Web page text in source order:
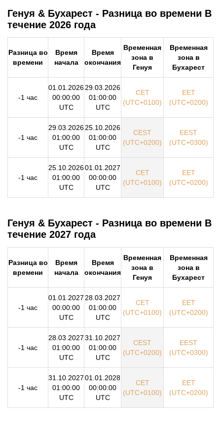
Генуя & Бухарест - Разница во времени В
течение 2026 года
Разница во
времени
Время
начала
Время
окончания
Временная
зона в
Генуя
Временная
зона в
Бухарест
-1 час
01.01.2026
00:00:00
UTC
29.03.2026
01:00:00
UTC
CET
(UTC+0100)
EET
(UTC+0200)
-1 час
29.03.2026
01:00:00
UTC
25.10.2026
01:00:00
UTC
CEST
(UTC+0200)
EEST
(UTC+0300)
-1 час
25.10.2026
01:00:00
UTC
01.01.2027
00:00:00
UTC
CET
(UTC+0100)
EET
(UTC+0200)
Генуя & Бухарест - Разница во времени В
течение 2027 года
Разница во
времени
Время
начала
Время
окончания
Временная
зона в
Генуя
Временная
зона в
Бухарест
-1 час
01.01.2027
00:00:00
UTC
28.03.2027
01:00:00
UTC
CET
(UTC+0100)
EET
(UTC+0200)
-1 час
28.03.2027
01:00:00
UTC
31.10.2027
01:00:00
UTC
CEST
(UTC+0200)
EEST
(UTC+0300)
-1 час
31.10.2027
01:00:00
UTC
01.01.2028
00:00:00
UTC
CET
(UTC+0100)
EET
(UTC+0200)